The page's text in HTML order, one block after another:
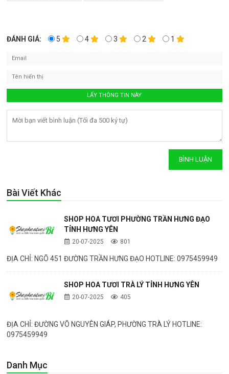
ĐÁNH GIÁ: 5 4 3 2 1
Bài Viết Khác
SHOP HOA TƯƠI PHƯỜNG TRẦN HƯNG ĐẠO
TỈNH HƯNG YÊN
20-07-2025 801
ĐỊA CHỈ: NGÕ 451 ĐƯỜNG TRẦN HƯNG ĐẠO HOTLINE: 0975459949
SHOP HOA TƯƠI TRÀ LÝ TỈNH HƯNG YÊN
20-07-2025 405
ĐỊA CHỈ: ĐƯỜNG VÕ NGUYÊN GIÁP, PHƯỜNG TRÀ LÝ HOTLINE:
0975459949
Danh Mục